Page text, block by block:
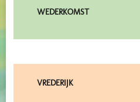
WEDERKOMST
VREDERIJK